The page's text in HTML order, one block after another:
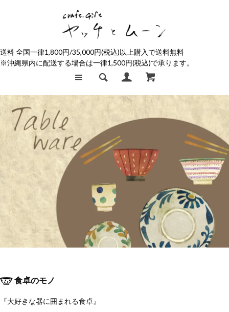
送料 全国一律1,800円/35,000円(税込)以上購入で送料無料
※沖縄県内に配送する場合は一律1,500円(税込)で承ります。
食卓のモノ
『大好きな器に囲まれる食卓』